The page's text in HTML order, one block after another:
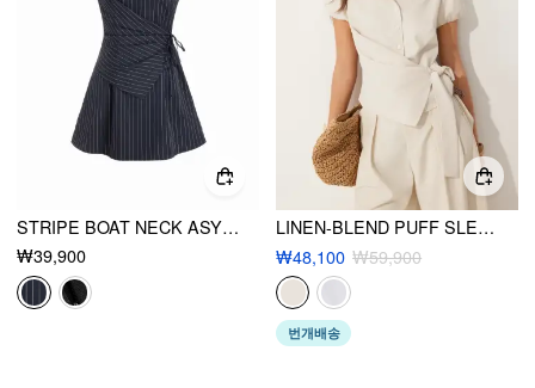
STRIPE BOAT NECK ASYMMETRICAL RUCHED A-LINE MINI SHIFT DRESS
₩39,900
LINEN-BLEND PUFF SLEEVE WRAP TIE-FRONT BLOUSE
₩48,100 ₩59,900
번개배송